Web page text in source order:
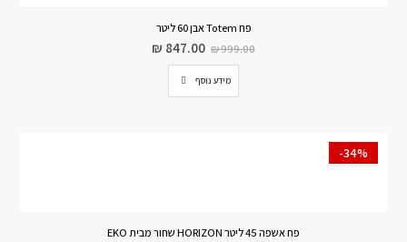
פח Totem אבן 60 ליטר
₪999.00
₪ 847.00
מידע נוסף
-34%
פח אשפה 45 ליטר HORIZON שחור מבית EKO